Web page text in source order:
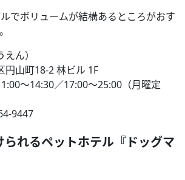
でボリュームが結構あるところがおす
ん）
円山町18-2林ビル 1F
～14:30／17:00～25:00 （月曜定
9447
られるペットホテル『ドッグマ